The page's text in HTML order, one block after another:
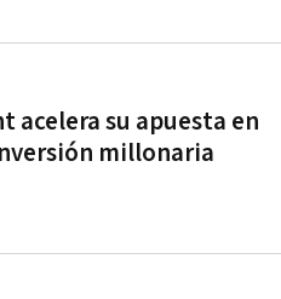
acelera su apuesta en
millonaria